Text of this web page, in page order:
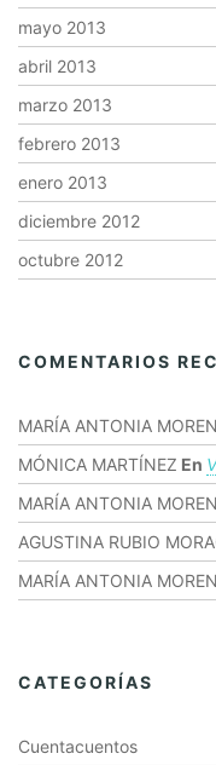
mayo 2013
abril 2013
marzo 2013
febrero 2013
enero 2013
diciembre 2012
octubre 2012
COMENTARIOS
MARÍA ANTONIA
MÓNICA MARTÍNEZ En
MARÍA ANTONIA
AGUSTINA RUBIO
MARÍA ANTONIA
CATEGORÍAS
Cuentacuentos